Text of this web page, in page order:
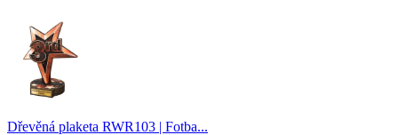
Dřevěná plaketa RWR103 | Fotba...